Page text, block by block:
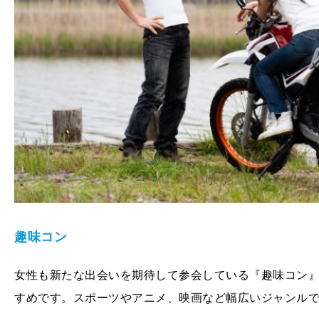
趣味コン
女性も新たな出会いを期待して参会している『趣味コン
すめです。スポーツやアニメ、映画など幅広いジャンル